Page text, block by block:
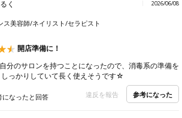
く 2026/06/08
ス美容師/ネイリスト/セラピスト
開店準備に！
分のサロンを持つことになったので、消毒系の準備を
しっかりしていて長く使えそうです☆
になったと回答 違反を報告 参考になった